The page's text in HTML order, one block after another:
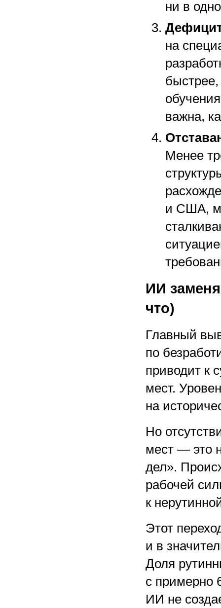
ни в
на
важна,
Менее
и США,
ИИ
что)
Главный
по
приводит к
мест.
на
Но
мест — это
дел».
рабочей
к
Этот
и в
Доля
с примерно
ИИ не